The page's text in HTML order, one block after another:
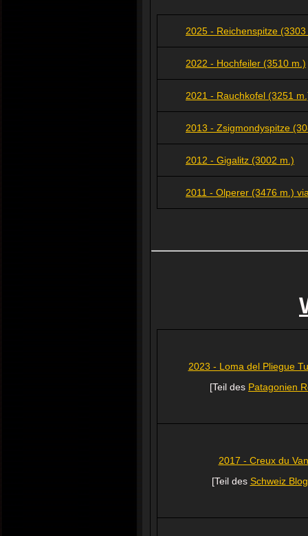
2025 - Reichenspitze
2022 - Hochfeiler (3510 m.)
2021 - Rauchkofel (3251
2013 - Zsigmondyspitze
2012 - Gigalitz (3002 m.)
2011 - Olperer (3476 m.)
2023 - Loma del Pliegue
[Teil des Patagonien
2017 - Creux du
[Teil des Schweiz